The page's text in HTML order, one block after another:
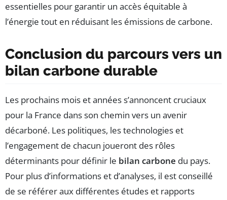
essentielles pour garantir un accès équitable à
l’énergie tout en réduisant les émissions de carbone.
Conclusion du parcours vers un
bilan carbone durable
Les prochains mois et années s’annoncent cruciaux
pour la France dans son chemin vers un avenir
décarboné. Les politiques, les technologies et
l’engagement de chacun joueront des rôles
déterminants pour définir le bilan carbone du pays.
Pour plus d’informations et d’analyses, il est conseillé
de se référer aux différentes études et rapports